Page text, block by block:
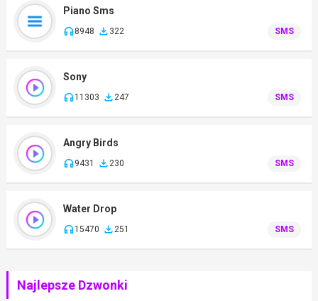
Piano Sms
8948 322 SMS
Sony
11303 247 SMS
Angry Birds
9431 230 SMS
Water Drop
15470 251 SMS
Najlepsze Dzwonki